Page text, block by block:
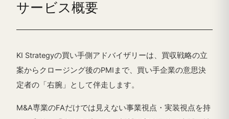
サービス概要
KI Strategyの買い手側アドバイザリーは、買収戦略の立
案からクロージング後のPMIまで、買い手企業の意思決
定者の「右腕」として伴走します。
M&A専業のFAだけでは見えない事業視点・実装視点を持